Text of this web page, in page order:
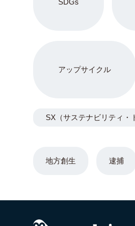
SDGs
アップサイクル
地方創生 逮捕
SX（サステナビリティ・